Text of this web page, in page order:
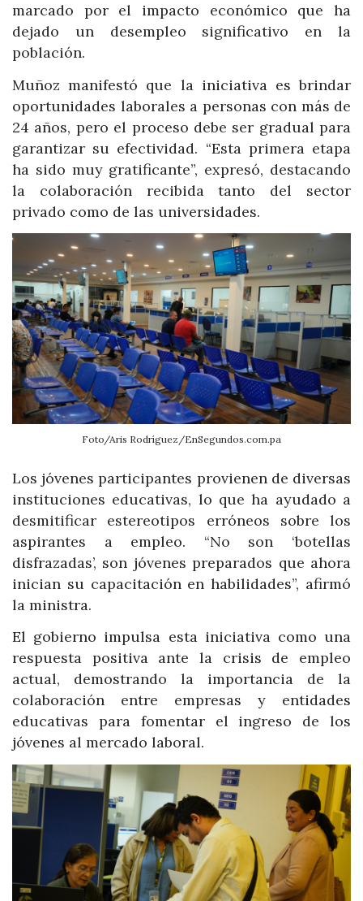
marcado por el impacto económico que ha
dejado un desempleo significativo en la
población.
Muñoz manifestó que la iniciativa es brindar
oportunidades laborales a personas con más de
24 años, pero el proceso debe ser gradual para
garantizar su efectividad. “Esta primera etapa
ha sido muy gratificante”, expresó, destacando
la colaboración recibida tanto del sector
privado como de las universidades.
Foto/Aris Rodríguez/EnSegundos.com.pa
Los jóvenes participantes provienen de diversas
instituciones educativas, lo que ha ayudado a
desmitificar estereotipos erróneos sobre los
aspirantes a empleo. “No son ‘botellas
disfrazadas’, son jóvenes preparados que ahora
inician su capacitación en habilidades”, afirmó
la ministra.
El gobierno impulsa esta iniciativa como una
respuesta positiva ante la crisis de empleo
actual, demostrando la importancia de la
colaboración entre empresas y entidades
educativas para fomentar el ingreso de los
jóvenes al mercado laboral.